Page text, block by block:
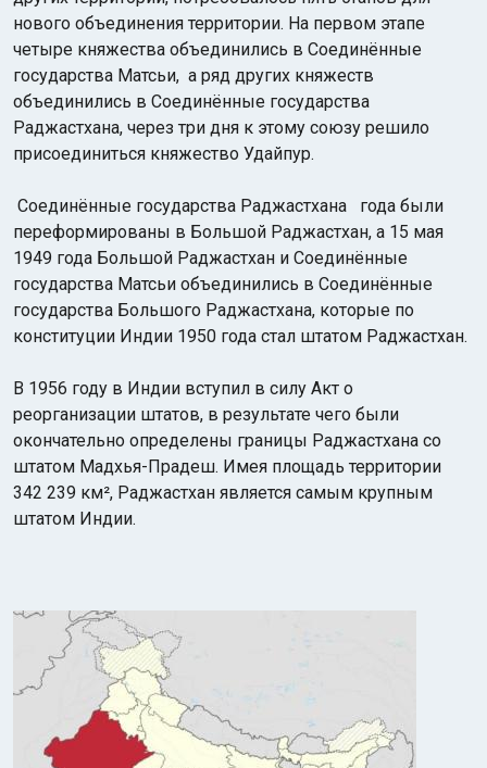
нового объединения территории. На первом этапе
четыре княжества объединились в Соединённые
государства Матсьи, а ряд других княжеств
объединились в Соединённые государства
Раджастхана, через три дня к этому союзу решило
присоединиться княжество Удайпур.
Соединённые государства Раджастхана года были
переформированы в Большой Раджастхан, а 15 мая
1949 года Большой Раджастхан и Соединённые
государства Матсьи объединились в Соединённые
государства Большого Раджастхана, которые по
конституции Индии 1950 года стал штатом Раджастхан.
В 1956 году в Индии вступил в силу Акт о
реорганизации штатов, в результате чего были
окончательно определены границы Раджастхана со
штатом Мадхья-Прадеш. Имея площадь территории
342 239 км², Раджастхан является самым крупным
штатом Индии.